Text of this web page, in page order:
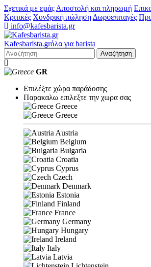
Σχετικά με εμάς Αποστολή και πληρωμή
Κριτικές Χονδρική πώληση Δωροεπιταγές
info@kafesbarista.gr
Kafesbarista.grόλα για barista
Αναζήτηση
GR
Επιλέξτε χώρα παράδοσης
Παρακαλω επιλεξτε την χωρα σας
Greece
Greece
Austria
Belgium
Bulgaria
Croatia
Cyprus
Czech
Denmark
Estonia
Finland
France
Germany
Hungary
Ireland
Italy
Latvia